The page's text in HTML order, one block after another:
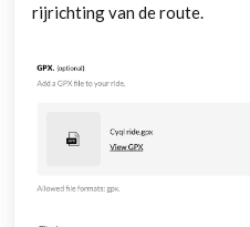
rijrichting van de route.